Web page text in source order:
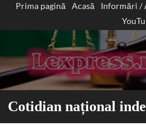
Prima pagină Acasă Informări /
Cotidian național